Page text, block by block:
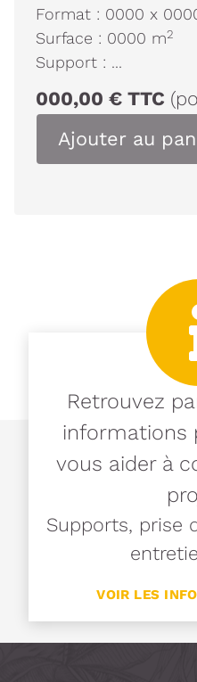
Format : 0000 x
Surface : 0000 m2
Support : ...
000,00 € TTC
Ajouter au
Retrouvez
informations
vous aider à
Supports, prise
VOIR LES